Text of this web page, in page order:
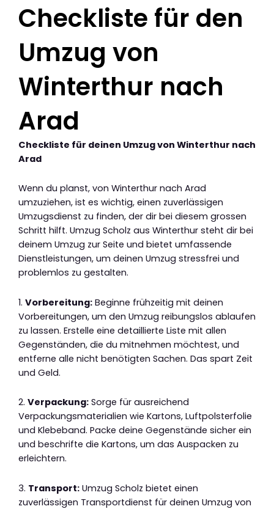
Checkliste für den
Umzug von
Winterthur nach
Arad
Checkliste für deinen Umzug von Winterthur nach
Arad
Wenn du planst, von Winterthur nach Arad
umzuziehen, ist es wichtig, einen zuverlässigen
Umzugsdienst zu finden, der dir bei diesem grossen
Schritt hilft. Umzug Scholz aus Winterthur steht dir bei
deinem Umzug zur Seite und bietet umfassende
Dienstleistungen, um deinen Umzug stressfrei und
problemlos zu gestalten.
1. Vorbereitung: Beginne frühzeitig mit deinen
Vorbereitungen, um den Umzug reibungslos ablaufen
zu lassen. Erstelle eine detaillierte Liste mit allen
Gegenständen, die du mitnehmen möchtest, und
entferne alle nicht benötigten Sachen. Das spart Zeit
und Geld.
2. Verpackung: Sorge für ausreichend
Verpackungsmaterialien wie Kartons, Luftpolsterfolie
und Klebeband. Packe deine Gegenstände sicher ein
und beschrifte die Kartons, um das Auspacken zu
erleichtern.
3. Transport: Umzug Scholz bietet einen
zuverlässigen Transportdienst für deinen Umzug von